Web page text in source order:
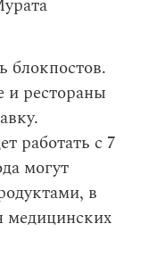
блокпостов.
и рестораны
работать с 7
могут
в
медицинских